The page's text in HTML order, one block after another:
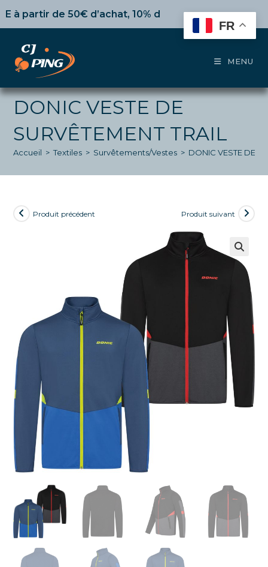
de 50€ d’achat,10%dès 100€, 15%pour 150€ et
MENU
DONIC VESTE DE
SURVÊTEMENT TRAIL
Accueil > Textiles > Survêtements/Vestes > DONIC VESTE DE
Produit précédent Produit suivant
FR